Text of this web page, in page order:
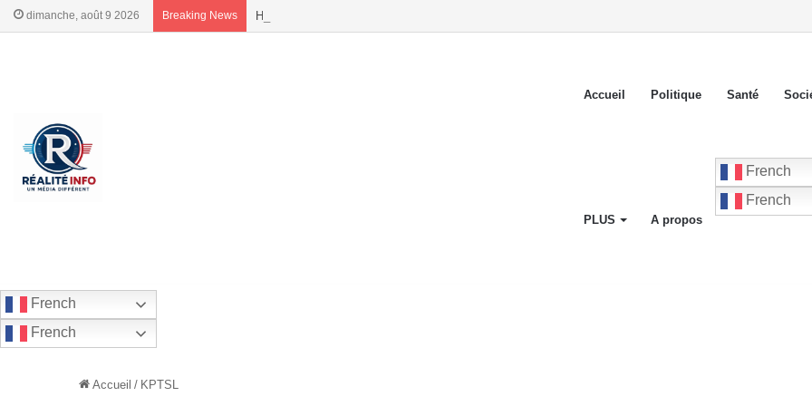
dimanche, août 9 2026 Breaking News Haïti – Politique | Rosemond démissionne du PLANSPA et rejoint le groupement RÉCONCILIÉ
Accueil Politique Santé
PLUS A propos
French
French
French
French
Accueil / KPTSL